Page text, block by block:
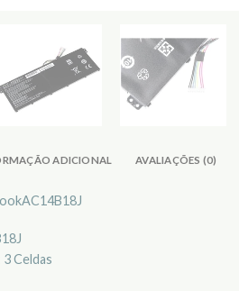
ADICIONAL AVALIAÇÕES (0)
Celdas